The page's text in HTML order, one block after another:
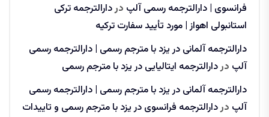
فرانسوی | دارالترجمه رسمی آلپ دردارالترجمه ترکی
استانبولی اهواز | مورد تأیید سفارت ترکیه
دارالترجمه آلمانی در یزد با مترجم رسمی | دارالترجمه رسمی
آلپ دردارالترجمه ایتالیایی در یزد با مترجم رسمی
دارالترجمه آلمانی در یزد با مترجم رسمی | دارالترجمه رسمی
آلپ دردارالترجمه فرانسوی در یزد با مترجم رسمی و تاییدات